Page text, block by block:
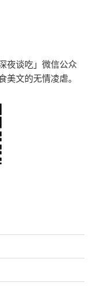
夜谈吃」微信公众
美文的无情凌虐。